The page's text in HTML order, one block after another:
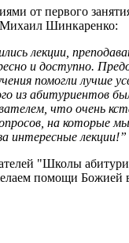
от первого
Шинкаренко:
лекции,
и доступно.
помогли лучше
из абитуриентов
что очень
на которые
интересные лекции!”
"Школы
помощи Божией